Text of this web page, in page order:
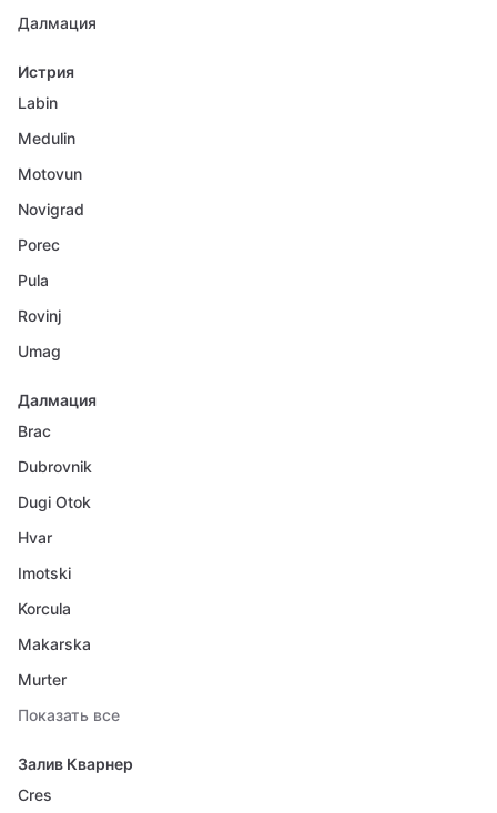
Далмация
Истрия
Labin
Medulin
Motovun
Novigrad
Porec
Pula
Rovinj
Umag
Далмация
Brac
Dubrovnik
Dugi Otok
Hvar
Imotski
Korcula
Makarska
Murter
Показать все
Залив Кварнер
Cres